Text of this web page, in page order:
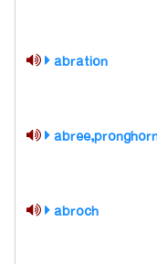
abration
abroch